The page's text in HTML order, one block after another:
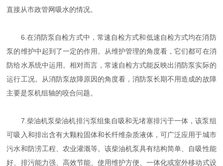
直接从市政管网吸水的情况。
6.在消防泵自检方式中，常速自检方式和低速自检方式均在消防
泵的维护中起到了一定的作用。从维护管理的角度看，它们都可在消
防给水系统中运用。相对而言，常速自检方式能反映出消防泵实际的
运行工况。从消防泵故障原因的角度看，消防泵长期不用造成的故障
主要是泵机组轴的咬合问题。
7.柴油机泵柴油机排污泵组集自吸和无堵塞排污于一体，该泵组
可吸入和排出含有大颗粒固体和长纤维杂质液体，可广泛应用于城市
污水和防涝工程、农业灌溉等。该柴油机泵具有结构简单、自吸性能
好、排污能力强、高效节能、使用维护方便、一体化或室外移动式设